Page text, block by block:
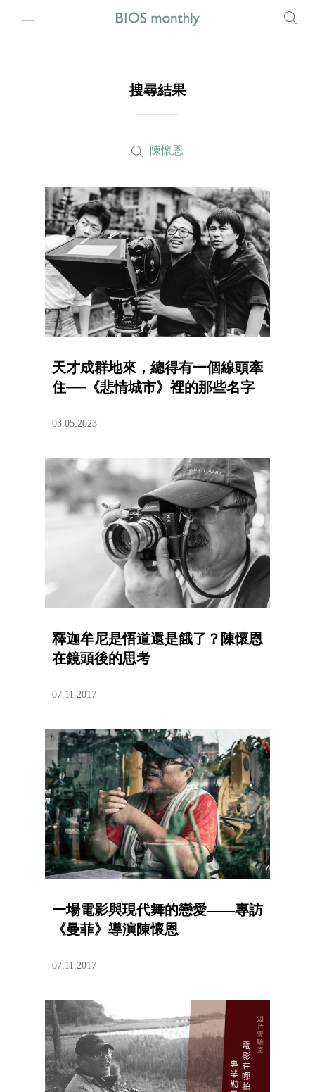
搜尋結果
陳懷恩
天才成群地來，總得有一個線頭牽
住──《悲情城市》裡的那些名字
03.05.2023
釋迦牟尼是悟道還是餓了？陳懷恩
在鏡頭後的思考
07.11.2017
一場電影與現代舞的戀愛——專訪
《曼菲》導演陳懷恩
07.11.2017